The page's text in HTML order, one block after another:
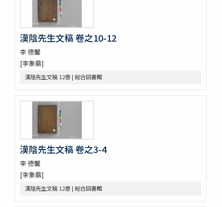
玲瓏集 5巻
漫浪集 9巻
靜菴先生文集 8巻坿世系圖1巻年譜1巻
朱子學的 2巻
時庵集 9巻
醒翁先生遺稿 4巻
䂖谷疏
袖香編 4巻
九天應元雷聲普化天尊説玉樞寳經 1巻首1巻坿符篆1巻
大韓明成皇后洪陵誌 1巻附記1巻
大慧普覺禪師書
演機新編 3巻
八代文抄 (存31巻)
古文 2巻新増1巻
朝野會通
麗史提綱 23巻
元帥權公幸州大捷碑
漢陰先生文稿 卷之10-12
李 徳馨
[李象鼎]
漢陰先生文稿 12巻 | 総合図書館
漢陰先生文稿 卷之3-4
李 徳馨
[李象鼎]
漢陰先生文稿 12巻 | 総合図書館